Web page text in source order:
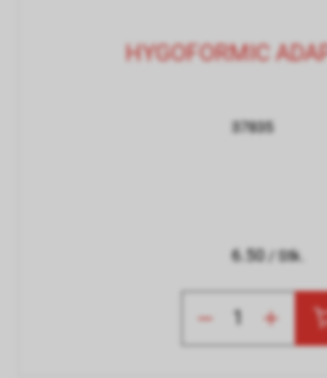
HYGOFORMIC
37835
6.50/ Stk.